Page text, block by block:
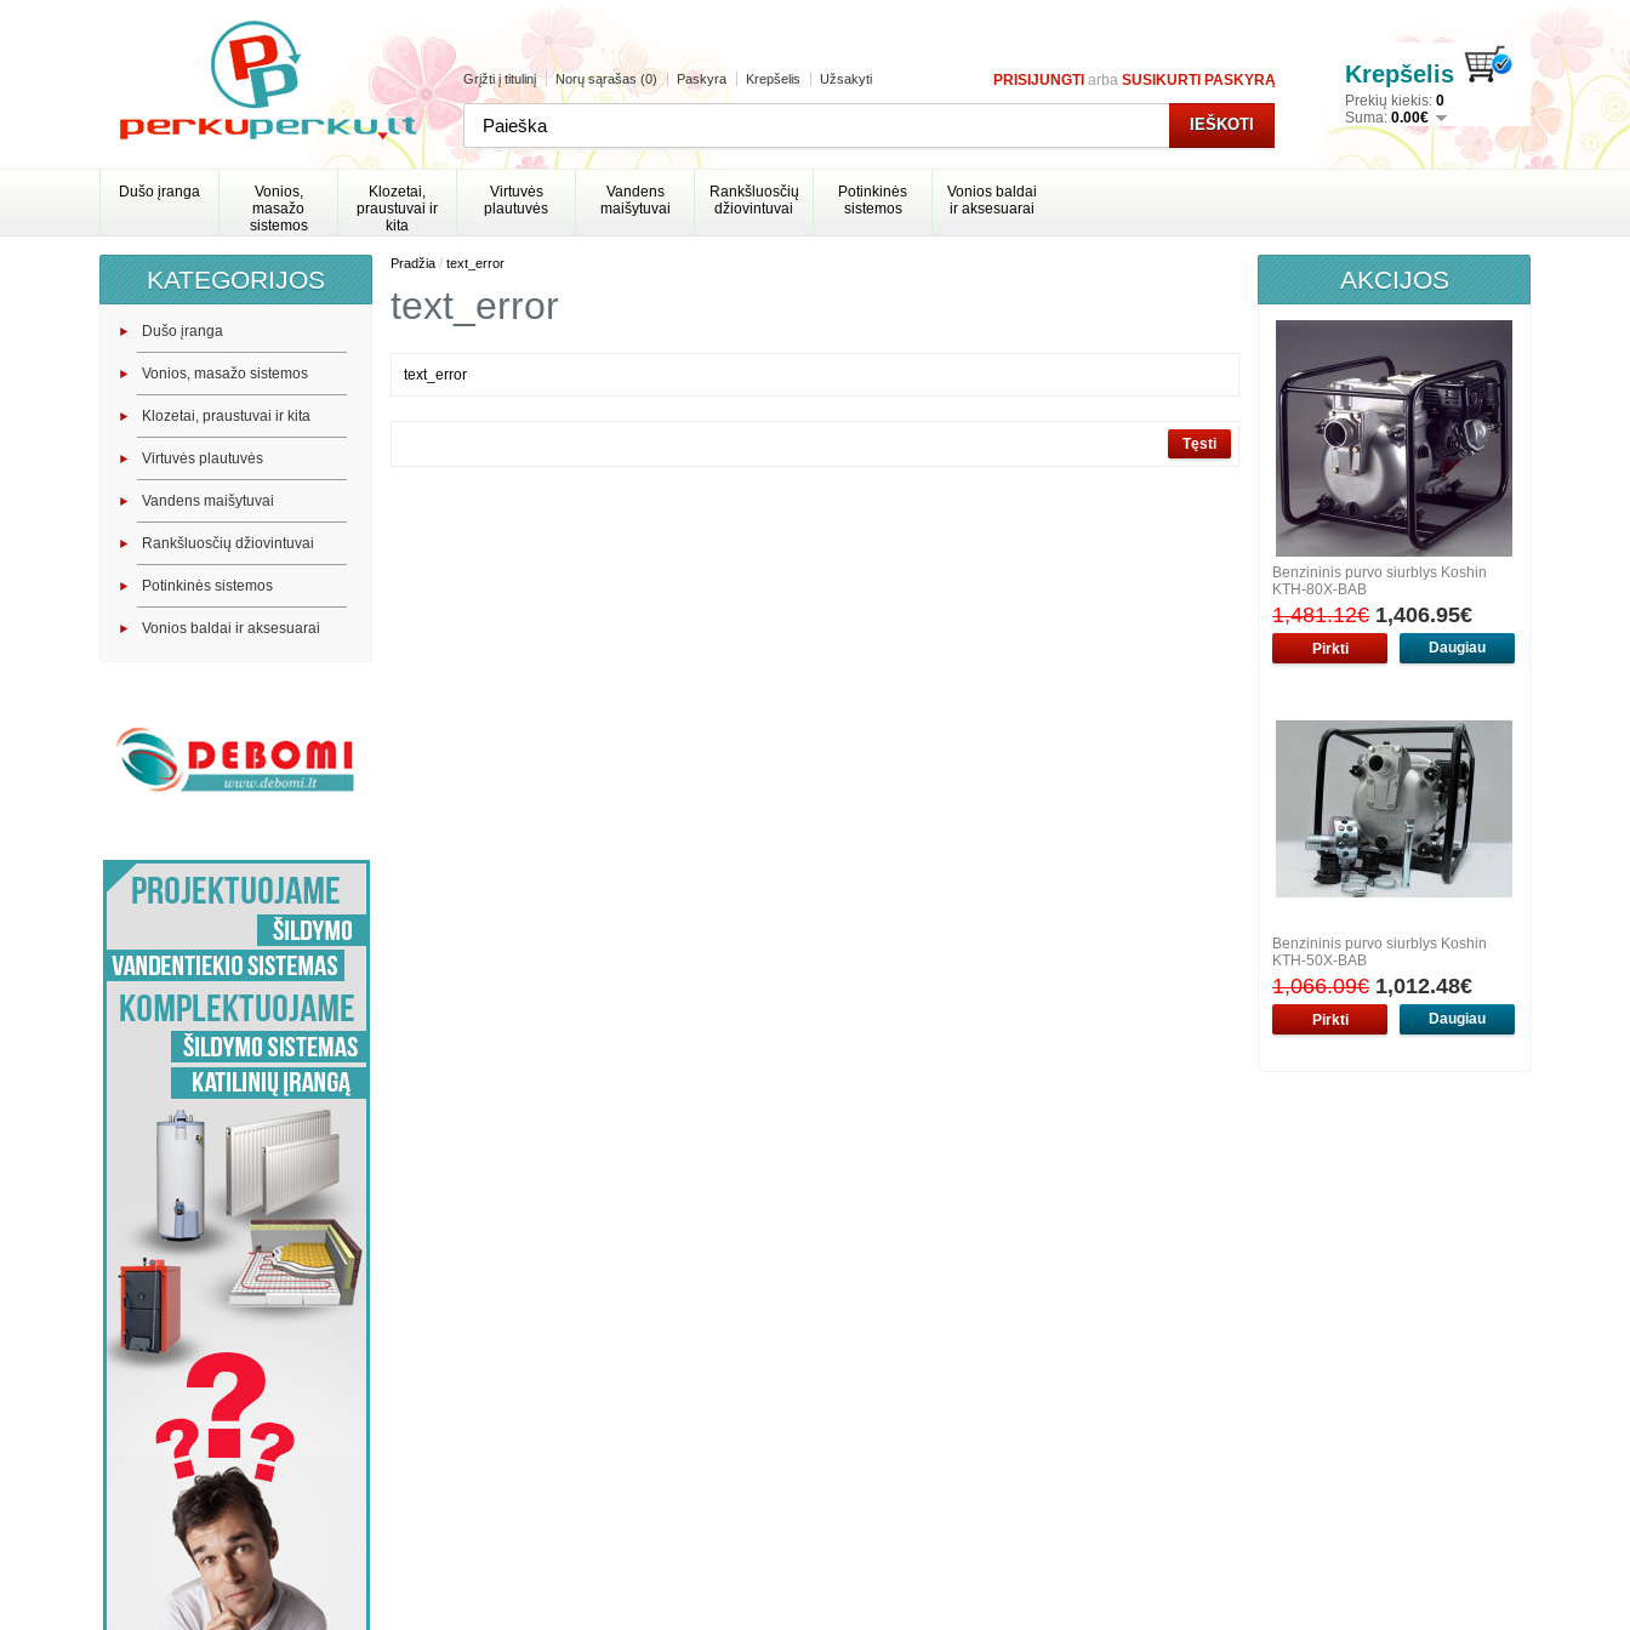
Krepšelis
Prekių kiekis: 0
Suma: 0.00€
IEŠKOTI
PRISIJUNGTI arba SUSIKURTI PASKYRĄ
Grįžti į titulinį Norų sąrašas (0) Paskyra Krepšelis Užsakyti
Dušo įranga
Vonios,
masažo
sistemos
Klozetai,
praustuvai ir
kita
Virtuvės
plautuvės
Vandens
maišytuvai
Rankšluosčių
džiovintuvai
Potinkinės
sistemos
Vonios baldai
ir aksesuarai
KATEGORIJOS
Dušo įranga
Vonios, masažo sistemos
Klozetai, praustuvai ir kita
Virtuvės plautuvės
Vandens maišytuvai
Rankšluosčių džiovintuvai
Potinkinės sistemos
Vonios baldai ir aksesuarai
AKCIJOS
Benzininis purvo siurblys Koshin
KTH-80X-BAB
1,481.12€ 1,406.95€
Daugiau
Benzininis purvo siurblys Koshin
KTH-50X-BAB
1,066.09€ 1,012.48€
Daugiau
Pradžia / text_error
text_error
text_error
Tęsti